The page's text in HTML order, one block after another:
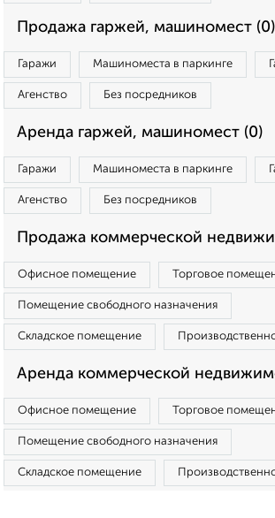
Продажа гаржей, машиномест (0)
Гаражи Машиноместа в паркинге
Агенство Без посредников
Аренда гаржей, машиномест (0)
Гаражи Машиноместа в паркинге
Агенство Без посредников
Продажа коммерческой
Офисное помещение Торговое
Помещение свободного назначения
Складское помещение
Аренда коммерческой
Офисное помещение Торговое
Помещение свободного назначения
Складское помещение